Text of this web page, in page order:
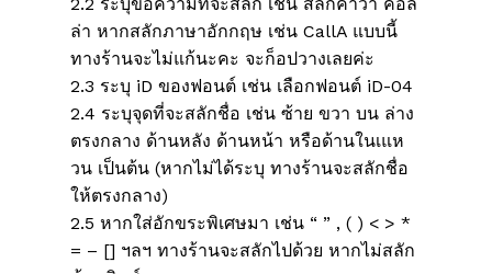
ไม่มีสินค้าในตะกร้า
Go To Shop
ล่า หากสลักภาษาอักกฤษ เช่น CallA แบบนี้
ทางร้านจะไม่แก้นะคะ จะก็อปวางเลยค่ะ
2.3 ระบุ iD ของฟอนต์ เช่น เลือกฟอนต์ iD-04
2.4 ระบุจุดที่จะสลักชื่อ เช่น ซ้าย ขวา บน ล่าง
ตรงกลาง ด้านหลัง ด้านหน้า หรือด้านในเแห
วน เป็นต้น (หากไม่ได้ระบุ ทางร้านจะสลักชื่อ
ให้ตรงกลาง)
2.5 หากใส่อักขระพิเศษมา เช่น “ ” , ( ) < > *
= – [] ฯลฯ ทางร้านจะสลักไปด้วย หากไม่สลัก